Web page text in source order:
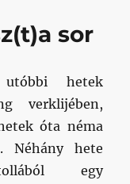
sor
hetek
verklijében,
óta néma
Néhány hete
egy